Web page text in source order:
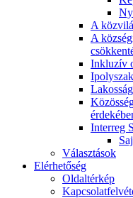
A
A
Inkluzív
Interreg
Választások
Elérhetőség
Oldaltérkép